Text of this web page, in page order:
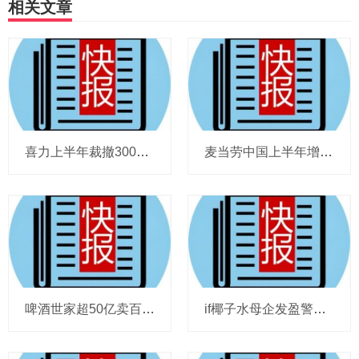
相关文章
喜力上半年裁撤3000岗位，太古可口可乐总裁说饮料品类增长态势良好，华润饮料下半年要打三场关键战役，帝亚吉欧新帅努力应对白酒市场影响 麦当劳中国上半年增至8114家，达能CEO称现阶段更具进攻性，“小酒馆”海伦司盈警，现代牧业完成收购中国圣牧股权，茶颜悦色合肥首店开业
啤酒世家超50亿卖百威集团股份，宗庆后之子任新公司董事长，FIVE GUYS明年重点加密北京，三只松鼠华南总部入驻佛山，达能完成阿根廷合资 if椰子水母企发盈警，星巴克回应“伙伴券取消”传闻，沃尔玛社区店将开进广州，袁记食品更新招股书，投资超5亿的安徽东鹏饮料项目投产